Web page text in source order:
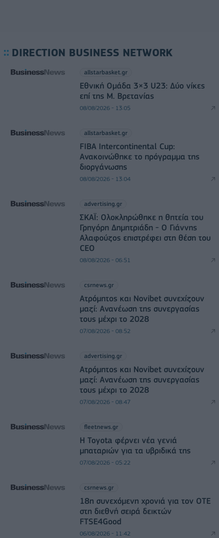
DIRECTION BUSINESS NETWORK
allstarbasket.gr
Εθνική Ομάδα 3×3 U23: Δύο νίκες
επί της Μ. Βρετανίας
08/08/2026 - 13:05
allstarbasket.gr
FIBA Intercontinental Cup:
Ανακοινώθηκε το πρόγραμμα της
διοργάνωσης
08/08/2026 - 13:04
advertising.gr
ΣΚΑΪ: Ολοκληρώθηκε η θητεία του
Γρηγόρη Δημητριάδη - Ο Γιάννης
Αλαφούζος επιστρέφει στη θέση του
CEO
08/08/2026 - 06:51
csrnews.gr
Ατρόμητος και Novibet συνεχίζουν
μαζί: Ανανέωση της συνεργασίας
τους μέχρι το 2028
07/08/2026 - 08:52
advertising.gr
Ατρόμητος και Novibet συνεχίζουν
μαζί: Ανανέωση της συνεργασίας
τους μέχρι το 2028
07/08/2026 - 08:47
fleetnews.gr
Η Toyota φέρνει νέα γενιά
μπαταριών για τα υβριδικά της
07/08/2026 - 05:22
csrnews.gr
18η συνεχόμενη χρονιά για τον ΟΤΕ
στη διεθνή σειρά δεικτών
FTSE4Good
06/08/2026 - 11:42